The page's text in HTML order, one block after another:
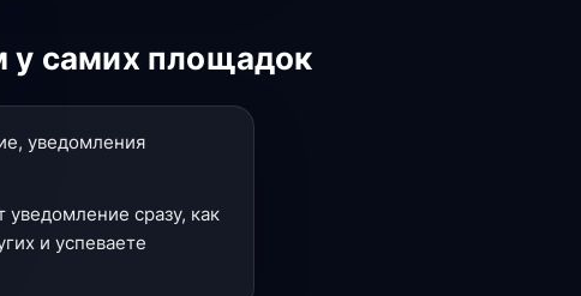
у самих площадок
уведомления
сразу, как
и успеваете